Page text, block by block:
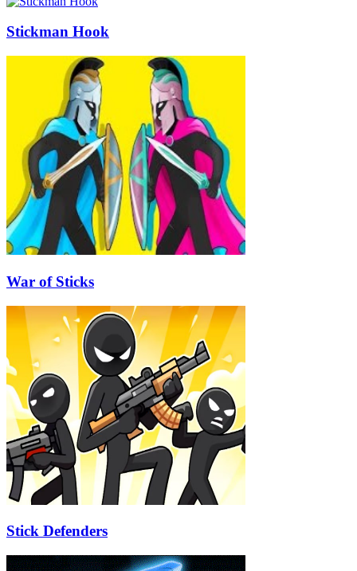
Stickman Hook
War of Sticks
Stick Defenders